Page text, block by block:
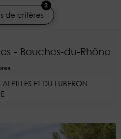
de critères
2
à Mouriès, entre
- Bouches-du-Rhône
ET DU LUBERON